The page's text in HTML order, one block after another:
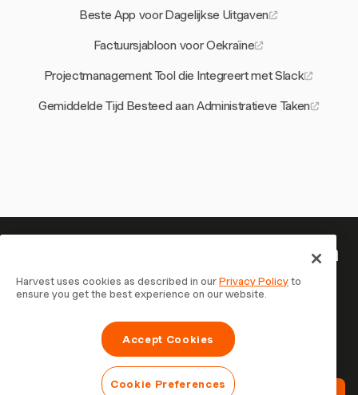
Beste App voor Dagelijkse Uitgaven
Factuursjabloon voor Oekraïne
Projectmanagement Tool die Integreert met Slack
Gemiddelde Tijd Besteed aan Administratieve Taken
Je tijd is het waard om bij te houden
— begin nu
Sluit je aan bij meer dan 70.000 bedrijven die tijd
registreren, klanten factureren en sneller betaald worden
met Harvest. Gratis te proberen, in 30 seconden
Harvest uses cookies as described in ourPrivacy Policyto
ensure you get the best experience on our website.
Accept Cookies
Cookie Preferences